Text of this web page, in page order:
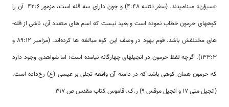
«سیؤن» مینامیدند. (سفر تثنیه 4:48) و چون دارای سه قله است، مزمور 42:6 آن را
کوههای حرمون خطاب نموده است و بعید نیست که اسم ­های متعدد آن، ناشی از قله­
های مختلفش باشد. قوم یهود در وصف این کوه مبالغه­ ها کرده‌اند. (مزامیر 89:12 و
133:3). گرچه لفظ حرمون در انجیل­های چهارگانه نیامده است؛ اما شواهدی وجود دارد
که حرمون همان کوهی باشد که در دامنه آن واقعه تجلی بر عیسی (ع) رخ‌داده است.
(انجیل متی 17 و انجیل مرقس 9) ر.ک. قاموس کتاب مقدس ص 317